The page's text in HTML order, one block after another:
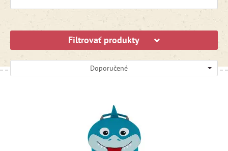
Filtrovať produkty
Doporučené